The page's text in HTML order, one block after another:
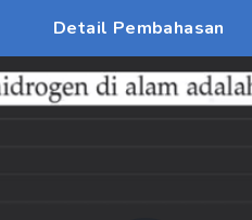
Detail Pembahasan